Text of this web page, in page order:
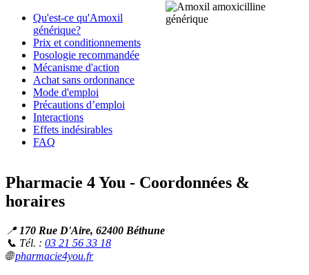
Qu'est-ce qu'Amoxil
générique?
Prix et conditionnements
Posologie recommandée
Mécanisme d'action
Achat sans ordonnance
Mode d'emploi
Précautions d’emploi
Interactions
Effets indésirables
FAQ
Pharmacie 4 You - Coordonnées &
horaires
📍 170 Rue D'Aire, 62400 Béthune
📞 Tél. : 03 21 56 33 18
🌐pharmacie4you.fr